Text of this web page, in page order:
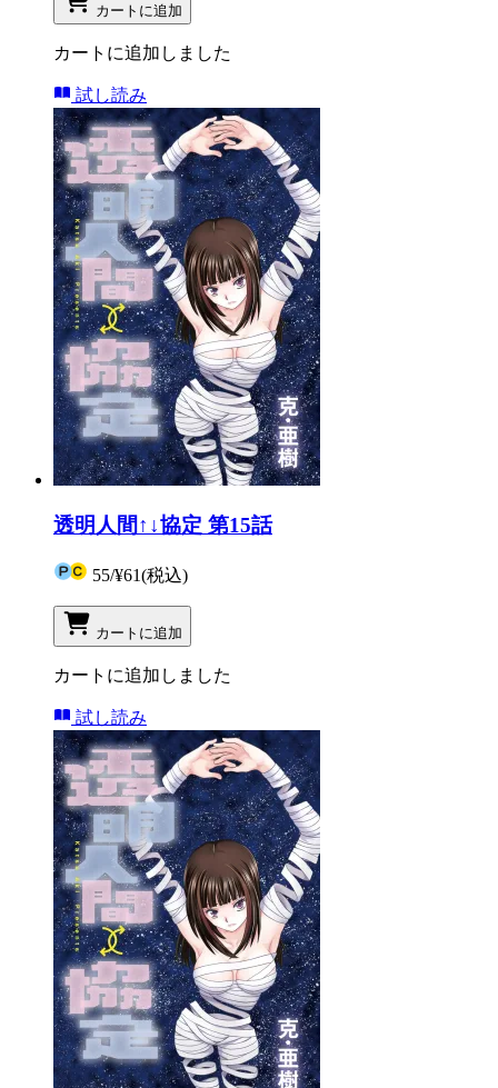
カートに追加
カートに追加しました
試し読み
透明人間↑↓協定 第15話
55/¥61(税込)
カートに追加
カートに追加しました
試し読み